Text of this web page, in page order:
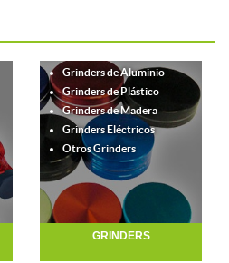
Grinders de Aluminio
Grinders de Plástico
Grinders de Madera
Grinders Eléctricos
Otros Grinders
GRINDERS